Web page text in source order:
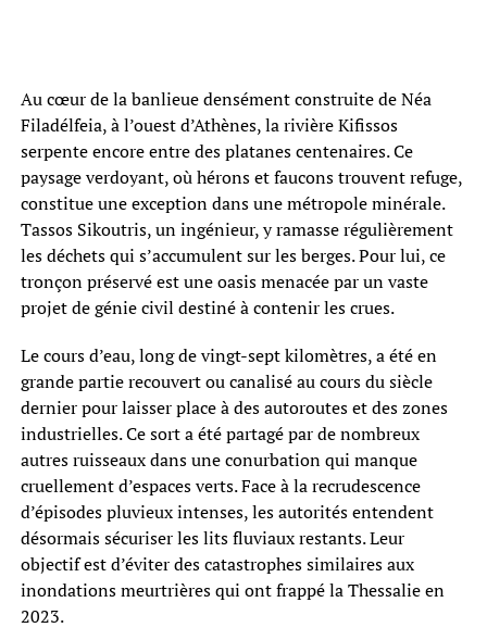
Au cœur de la banlieue densément construite de Néa
Filadélfeia, à l’ouest d’Athènes, la rivière Kifissos
serpente encore entre des platanes centenaires. Ce
paysage verdoyant, où hérons et faucons trouvent refuge,
constitue une exception dans une métropole minérale.
Tassos Sikoutris, un ingénieur, y ramasse régulièrement
les déchets qui s’accumulent sur les berges. Pour lui, ce
tronçon préservé est une oasis menacée par un vaste
projet de génie civil destiné à contenir les crues.
Le cours d’eau, long de vingt-sept kilomètres, a été en
grande partie recouvert ou canalisé au cours du siècle
dernier pour laisser place à des autoroutes et des zones
industrielles. Ce sort a été partagé par de nombreux
autres ruisseaux dans une conurbation qui manque
cruellement d’espaces verts. Face à la recrudescence
d’épisodes pluvieux intenses, les autorités entendent
désormais sécuriser les lits fluviaux restants. Leur
objectif est d’éviter des catastrophes similaires aux
inondations meurtrières qui ont frappé la Thessalie en
2023.